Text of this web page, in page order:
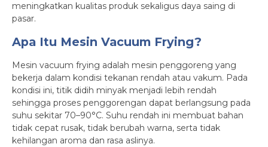
meningkatkan kualitas produk sekaligus daya saing di
pasar.
Apa Itu Mesin Vacuum Frying?
Mesin vacuum frying adalah mesin penggoreng yang
bekerja dalam kondisi tekanan rendah atau vakum. Pada
kondisi ini, titik didih minyak menjadi lebih rendah
sehingga proses penggorengan dapat berlangsung pada
suhu sekitar 70–90°C. Suhu rendah ini membuat bahan
tidak cepat rusak, tidak berubah warna, serta tidak
kehilangan aroma dan rasa aslinya.